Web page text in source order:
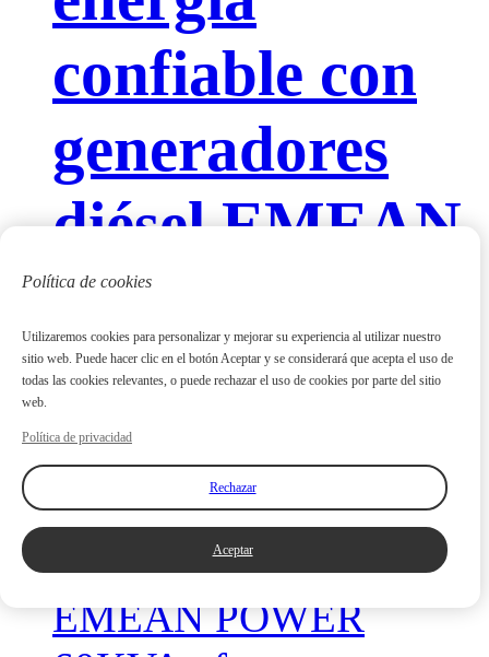
confiable con
generadores
diésel EMEAN
POWER de 60
kVA a clientes
australianos
El generador diésel
EMEAN POWER
Política de cookies
Utilizaremos cookies para personalizar y mejorar su experiencia al utilizar nuestro
sitio web. Puede hacer clic en el botón Aceptar y se considerará que acepta el uso de
todas las cookies relevantes, o puede rechazar el uso de cookies por parte del sitio
web.
Política de privacidad
Rechazar
Aceptar